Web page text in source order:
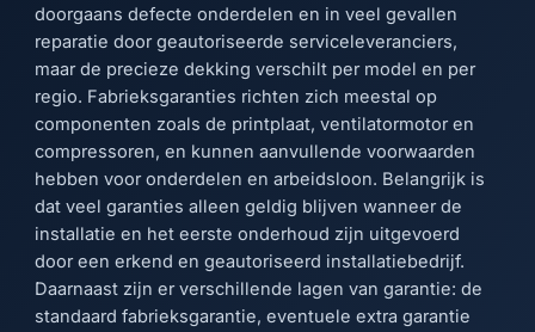
doorgaans defecte onderdelen en in veel gevallen
reparatie door geautoriseerde serviceleveranciers,
maar de precieze dekking verschilt per model en per
regio. Fabrieksgaranties richten zich meestal op
componenten zoals de printplaat, ventilatormotor en
compressoren, en kunnen aanvullende voorwaarden
hebben voor onderdelen en arbeidsloon. Belangrijk is
dat veel garanties alleen geldig blijven wanneer de
installatie en het eerste onderhoud zijn uitgevoerd
door een erkend en geautoriseerd installatiebedrijf.
Daarnaast zijn er verschillende lagen van garantie: de
standaard fabrieksgarantie, eventuele extra garantie